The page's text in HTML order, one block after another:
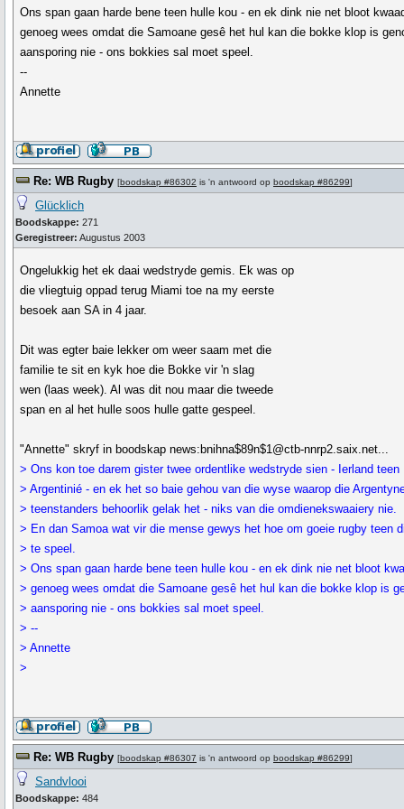
Ons span gaan harde bene teen hulle kou - en ek dink nie net bloot
genoeg wees omdat die Samoane gesê het hul kan die bokke klop is
aansporing nie - ons bokkies sal moet speel.
--
Annette
Re: WB Rugby [boodskap #86302 is 'n antwoord op boodskap #86299]
Glücklich
Boodskappe: 271
Geregistreer: Augustus 2003
Ongelukkig het ek daai wedstryde gemis. Ek was op
die vliegtuig oppad terug Miami toe na my eerste
besoek aan SA in 4 jaar.
Dit was egter baie lekker om weer saam met die
familie te sit en kyk hoe die Bokke vir 'n slag
wen (laas week). Al was dit nou maar die tweede
span en al het hulle soos hulle gatte gespeel.
"Annette" skryf in boodskap news:bnihna$89n$1@ctb-nnrp2.saix.net...
> Ons kon toe darem gister twee ordentlike wedstryde sien - Ierland teen
> Argentinié - en ek het so baie gehou van die wyse waarop die
> teenstanders behoorlik gelak het - niks van die omdienekswaaiery nie.
> En dan Samoa wat vir die mense gewys het hoe om goeie rugby teen
> te speel.
> Ons span gaan harde bene teen hulle kou - en ek dink nie net bloot
> genoeg wees omdat die Samoane gesê het hul kan die bokke klop is
> aansporing nie - ons bokkies sal moet speel.
> --
> Annette
>
Re: WB Rugby [boodskap #86307 is 'n antwoord op boodskap #86299]
Sandvlooi
Boodskappe: 484